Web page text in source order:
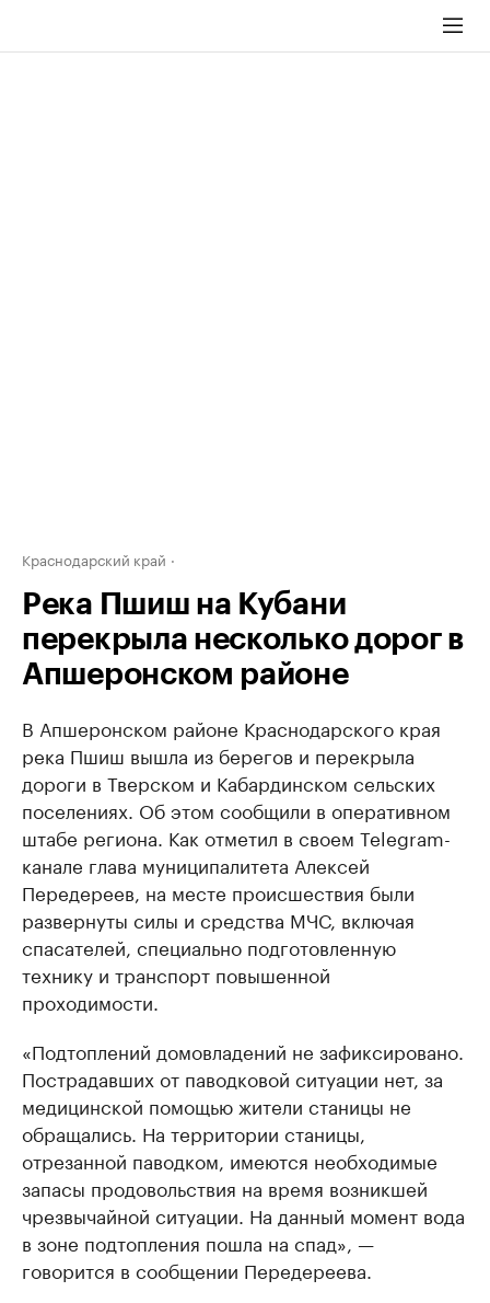
Краснодарский край
Река Пшиш на Кубани
перекрыла несколько дорог в
Апшеронском районе
В Апшеронском районе Краснодарского края
река Пшиш вышла из берегов и перекрыла
дороги в Тверском и Кабардинском сельских
поселениях. Об этом сообщили в оперативном
штабе региона. Как отметил в своем Telegram-
канале глава муниципалитета Алексей
Передереев, на месте происшествия были
развернуты силы и средства МЧС, включая
спасателей, специально подготовленную
технику и транспорт повышенной
проходимости.
«Подтоплений домовладений не зафиксировано.
Пострадавших от паводковой ситуации нет, за
медицинской помощью жители станицы не
обращались. На территории станицы,
отрезанной паводком, имеются необходимые
запасы продовольствия на время возникшей
чрезвычайной ситуации. На данный момент вода
в зоне подтопления пошла на спад», —
говорится в сообщении Передереева.